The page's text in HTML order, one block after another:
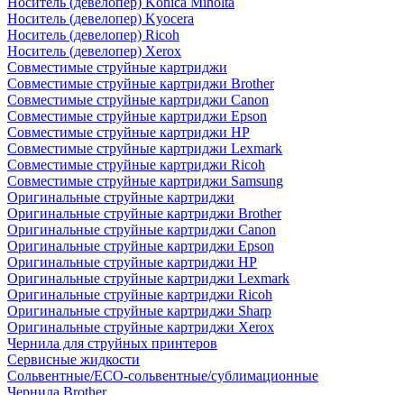
Носитель (девелопер) Kyocera
Носитель (девелопер) Ricoh
Носитель (девелопер) Xerox
Совместимые струйные картриджи
Совместимые струйные картриджи Brother
Совместимые струйные картриджи Canon
Совместимые струйные картриджи Epson
Совместимые струйные картриджи HP
Совместимые струйные картриджи Lexmark
Совместимые струйные картриджи Ricoh
Совместимые струйные картриджи Samsung
Оригинальные струйные картриджи
Оригинальные струйные картриджи Brother
Оригинальные струйные картриджи Canon
Оригинальные струйные картриджи Epson
Оригинальные струйные картриджи HP
Оригинальные струйные картриджи Lexmark
Оригинальные струйные картриджи Ricoh
Оригинальные струйные картриджи Sharp
Оригинальные струйные картриджи Xerox
Чернила для струйных принтеров
Сервисные жидкости
Сольвентные/ECO-сольвентные/сублимационные
Чернила Brother